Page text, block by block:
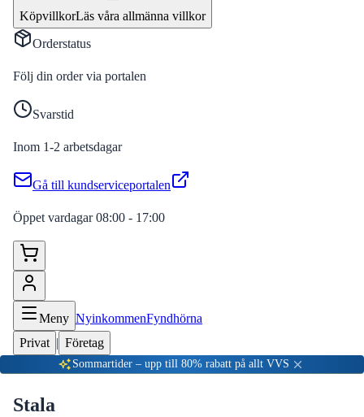
KöpvillkorLäs våra allmänna villkor
Orderstatus
Följ din order via portalen
Svarstid
Inom 1-2 arbetsdagar
Gå till kundserviceportalen
Öppet vardagar 08:00 - 17:00
Meny NyinkommenFyndhörna
Privat | Företag
Sommartider – upp till 80% rabatt på allt VVS
Stala